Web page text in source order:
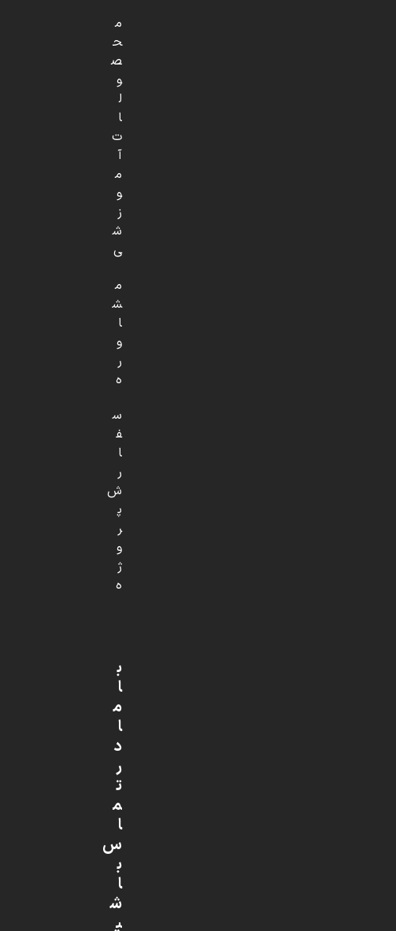
م
ح
ص
و
ل
ا
ت
آ
م
و
ز
ش
ی
م
ش
ا
و
ر
ه
س
ف
ا
ر
ش
پ
ر
و
ژ
ه
ب
ا
م
ا
د
ر
ت
م
ا
س
ب
ا
ش
ی